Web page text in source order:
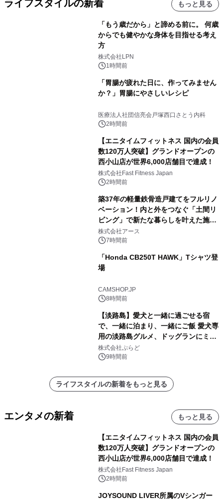
ライフスタイルの新着 もっと見る
「もう歳だから」と諦める前に。 何歳
からでも健やかな身体を目指せる考え
方
株式会社LPN
1時間前
「胃腸が疲れた日に、作ってみません
か？」胃腸にやさしいレシピ
医療法人社団信亮会戸塚西口さとう内科
2時間前
【エニタイムフィットネス 国内の会員
数120万人突破】グランドオープンの
西小山店が世界6,000店舗目で達成！
株式会社Fast Fitness Japan
2時間前
築37年の軽量鉄骨造戸建てをフルリノ
ベーション！内と外をつなぐ「土間リ
ビング」で新たな暮らしを叶えた施工
事例を株式会社アースが公開
株式会社アース
7時間前
「Honda CB250T HAWK」Tシャツ登
場
CAMSHOP.JP
8時間前
【淡路島】愛犬と一緒に過ごせる宿
で、一緒に泊まり、一緒にご飯 愛犬専
用の淡路島グルメ、ドッグランにミニ
プール グランピングとトレーラーハウ
スの2施設で
株式会社ぷらど
9時間前
ライフスタイルの新着をもっと見る
エンタメの新着 もっと見る
【エニタイムフィットネス 国内の会員
数120万人突破】グランドオープンの
西小山店が世界6,000店舗目で達成！
株式会社Fast Fitness Japan
2時間前
JOYSOUND LIVER所属のVシンガー